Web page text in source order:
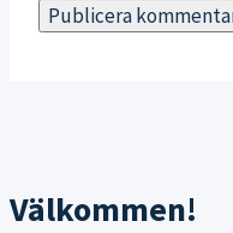
Välkommen!